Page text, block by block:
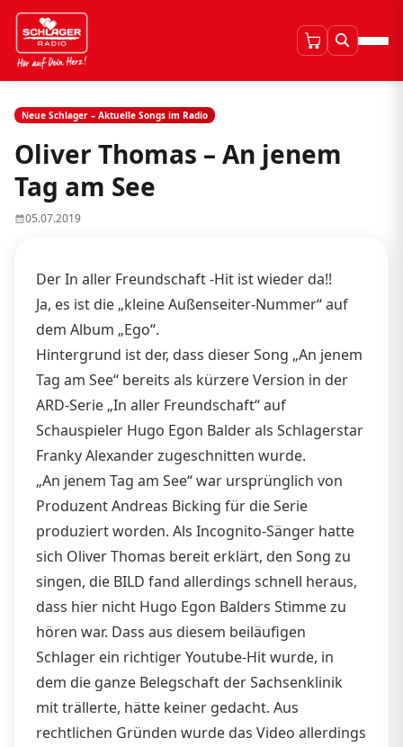
Neue Schlager – Aktuelle Songs im Radio
Oliver Thomas – An jenem
Tag am See
05.07.2019
Der In aller Freundschaft -Hit ist wieder da!!
Ja, es ist die „kleine Außenseiter-Nummer“ auf
dem Album „Ego“.
Hintergrund ist der, dass dieser Song „An jenem
Tag am See“ bereits als kürzere Version in der
ARD-Serie „In aller Freundschaft“ auf
Schauspieler Hugo Egon Balder als Schlagerstar
Franky Alexander zugeschnitten wurde.
„An jenem Tag am See“ war ursprünglich von
Produzent Andreas Bicking für die Serie
produziert worden. Als Incognito-Sänger hatte
sich Oliver Thomas bereit erklärt, den Song zu
singen, die BILD fand allerdings schnell heraus,
dass hier nicht Hugo Egon Balders Stimme zu
hören war. Dass aus diesem beiläufigen
Schlager ein richtiger Youtube-Hit wurde, in
dem die ganze Belegschaft der Sachsenklinik
mit trällerte, hätte keiner gedacht. Aus
rechtlichen Gründen wurde das Video allerdings